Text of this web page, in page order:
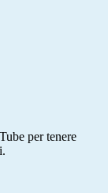
per tenere